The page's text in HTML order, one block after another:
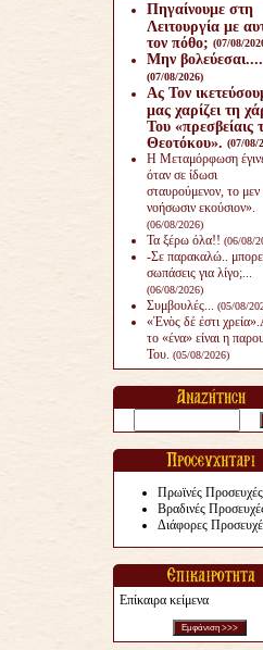
Πηγαίνουμε στη
Λειτουργία με
τον πόθο; (07/08/
Μην
(07/08/2026)
Ας Τον
μας χαρίζει τη
Του «πρεσβείαις
Θεοτόκου». (07/08/
Η Μεταμόρφωση
όταν σε ίδωσι
σταυρούμενον, το
νοήσωσιν εκούσιον».
(06/08/2026)
Τα ξέρω όλα!! (06/08/
-Σε παρακαλώ..
σωπάσεις για λίγο;...
(06/08/2026)
Συμβουλές... (05/08/
«Ἑνὸς δέ ἐστι
το «ένα» είναι η
Του. (05/08/2026)
Πρωϊνές Προσευχές
Βραδινές
Διάφορες
Επίκαιρα κείμενα